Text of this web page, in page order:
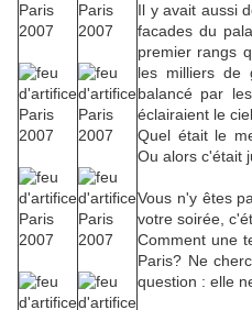
Il y avait aussi
facades du
premier rangs
les milliers de
balancé par
éclairaient le
Quel était le
Ou alors c'était
Vous n'y êtes
votre soirée,
Comment une
Paris? Ne
question : elle